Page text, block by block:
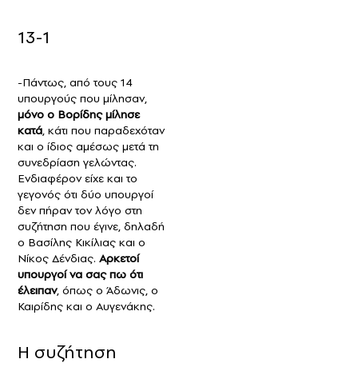
13-1
-Πάντως, από τους 14
υπουργούς που μίλησαν,
μόνο ο Βορίδης μίλησε
κατά, κάτι που παραδεχόταν
και ο ίδιος αμέσως μετά τη
συνεδρίαση γελώντας.
Ενδιαφέρον είχε και το
γεγονός ότι δύο υπουργοί
δεν πήραν τον λόγο στη
συζήτηση που έγινε, δηλαδή
ο Βασίλης Κικίλιας και ο
Νίκος Δένδιας. Αρκετοί
υπουργοί να σας πω ότι
έλειπαν, όπως ο Άδωνις, ο
Καιρίδης και ο Αυγενάκης.
Η συζήτηση